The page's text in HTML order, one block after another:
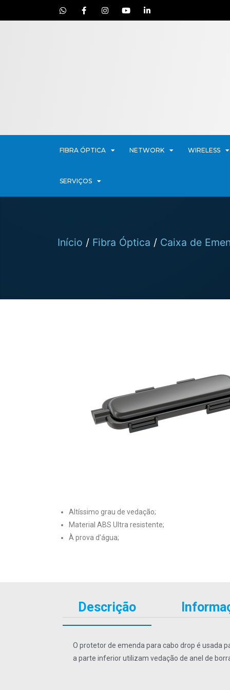
FIBRA ÓPTICA NETWORK WIRELESS
SERVIÇOS
Início / Fibra Óptica / Caixa de
Altíssimo grau de vedação;
Material ABS Ultra resistente;
À prova d’água;
Descrição
O protetor de emenda para cabo drop é usada
a parte inferior utilizam vedação de anel de